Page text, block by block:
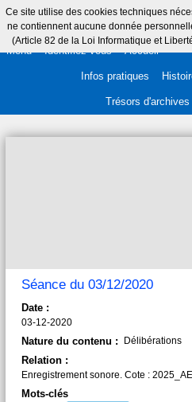
Ce site utilise des cookies techniques
ne contiennent aucune donnée
(Article 82 de la Loi Informatique et
Menu Identifiez-vous Accueil
Infos pratiques
Trésors d'archives
Séance du 03/12/2020
Date :
03-12-2020
Nature du contenu : Délibérations
Relation :
Enregistrement sonore. Cote :
Mots-clés